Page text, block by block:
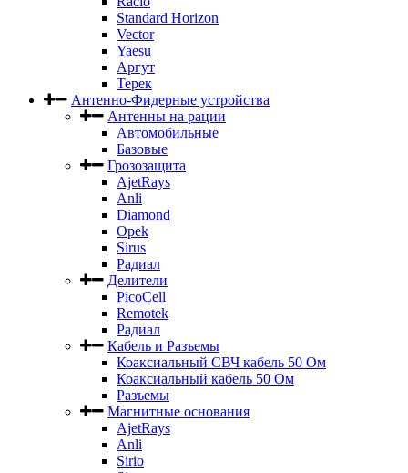
Standard Horizon
Vector
Yaesu
Аргут
Терек
Антенно-Фидерные устройства
Антенны на рации
Автомобильные
Базовые
Грозозащита
AjetRays
Anli
Diamond
Opek
Sirus
Радиал
Делители
PicoCell
Remotek
Радиал
Кабель и Разъемы
Коаксиальный СВЧ кабель 50 Ом
Коаксиальный кабель 50 Ом
Разъемы
Магнитные основания
AjetRays
Anli
Sirio